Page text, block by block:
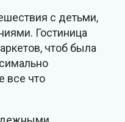
с детьми,
Гостиница
чтоб была
все что